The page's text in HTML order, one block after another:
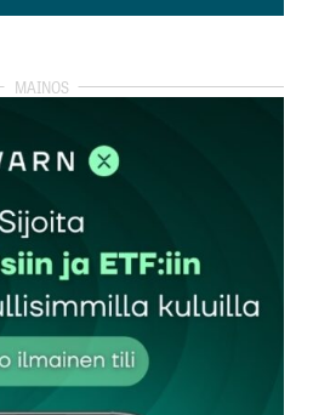
kommentti
kirjautua
ei julkaista.Pakolliset